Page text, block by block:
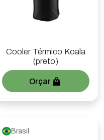
Cooler Térmico Koala
(preto)
Orçar
Brasil